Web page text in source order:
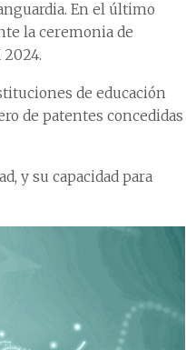
En el último
la ceremonia de
de educación
de patentes concedidas
y su capacidad para